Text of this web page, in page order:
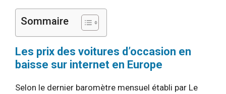
Sommaire
Les prix des voitures d’occasion en
baisse sur internet en Europe
Selon le dernier baromètre mensuel établi par Le